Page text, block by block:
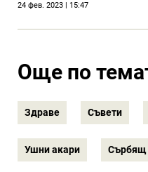
24 фев. 2023 | 15:47
Още по
Здраве Съвети
Ушни акари Сърбящ